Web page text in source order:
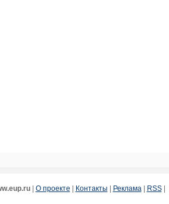
| О проекте Контакты Реклама| RSS|